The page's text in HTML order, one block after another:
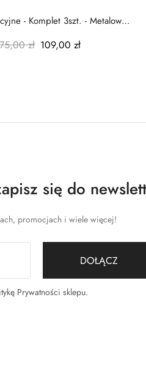
- Komplet 3szt. - Metalowe
zł 109,00 zł
się do
promocjach i wiele więcej!
DOŁĄCZ
Prywatności sklepu.